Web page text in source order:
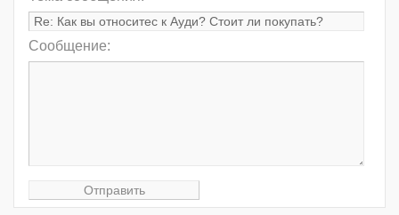
Сообщение: